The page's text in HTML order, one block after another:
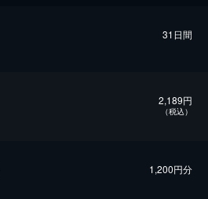
31日間
2,189円
（税込）
1,200円分